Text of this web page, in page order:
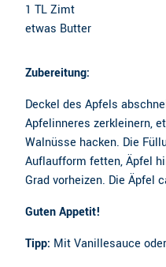
1 TL Zimt
etwas Butter
Zubereitung:
Deckel des Apfels
Apfelinneres zerkleinern,
Walnüsse hacken. Die
Auflaufform fetten, Äpfel
Grad vorheizen. Die Äpfel
Guten Appetit!
Tipp: Mit Vanillesauce